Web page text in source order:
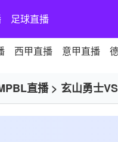
足球直播
西甲直播 意甲直播
直播> 玄山勇士